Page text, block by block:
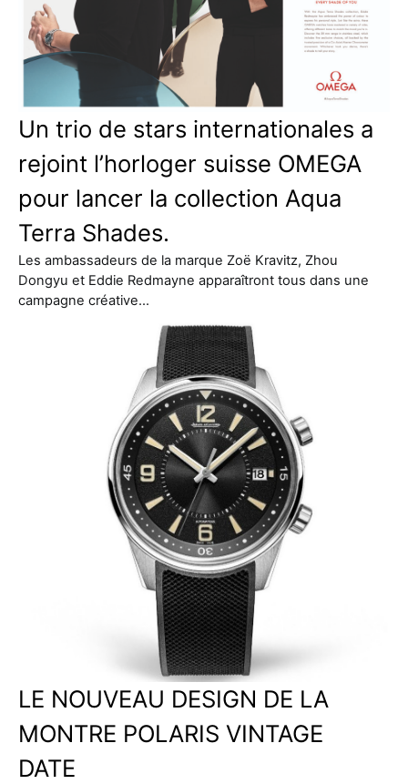
Un trio de stars internationales a
rejoint l’horloger suisse OMEGA
pour lancer la collection Aqua
Terra Shades.
Les ambassadeurs de la marque Zoë Kravitz, Zhou
Dongyu et Eddie Redmayne apparaîtront tous dans une
campagne créative…
LE NOUVEAU DESIGN DE LA
MONTRE POLARIS VINTAGE
DATE